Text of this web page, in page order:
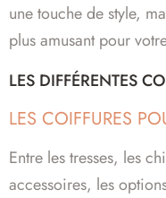
une touche de style,
plus amusant pour
LES DIFFÉRENTES
LES COIFFURES
Entre les tresses, les
accessoires, les